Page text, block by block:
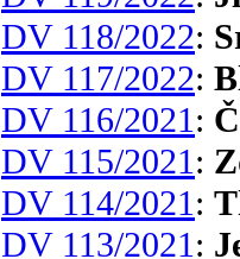
DV 118/2022:
DV 117/2022:
DV 116/2021:
DV 115/2021:
DV 114/2021:
DV 113/2021: